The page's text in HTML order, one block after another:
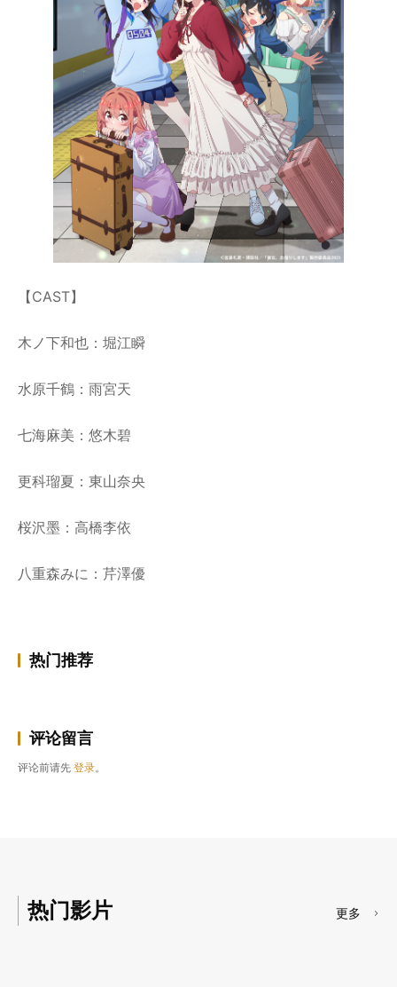
【CAST】
木ノ下和也：堀江瞬
水原千鶴：雨宮天
七海麻美：悠木碧
更科瑠夏：東山奈央
桜沢墨：高橋李依
八重森みに：芹澤優
热门推荐
评论留言
评论前请先 登录。
热门影片 更多